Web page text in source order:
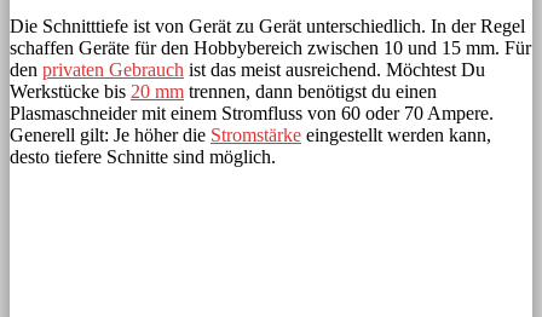
Die Schnitttiefe ist von Gerät zu Gerät unterschiedlich. In der Regel
schaffen Geräte für den Hobbybereich zwischen 10 und 15 mm. Für
den privaten Gebrauch ist das meist ausreichend. Möchtest Du
Werkstücke bis 20 mm trennen, dann benötigst du einen
Plasmaschneider mit einem Stromfluss von 60 oder 70 Ampere.
Generell gilt: Je höher die Stromstärke eingestellt werden kann,
desto tiefere Schnitte sind möglich.